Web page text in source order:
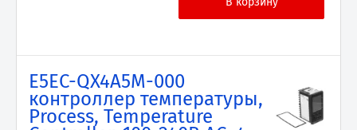
E5EC-QX4A5M-000
контроллер температуры,
Process, Temperature